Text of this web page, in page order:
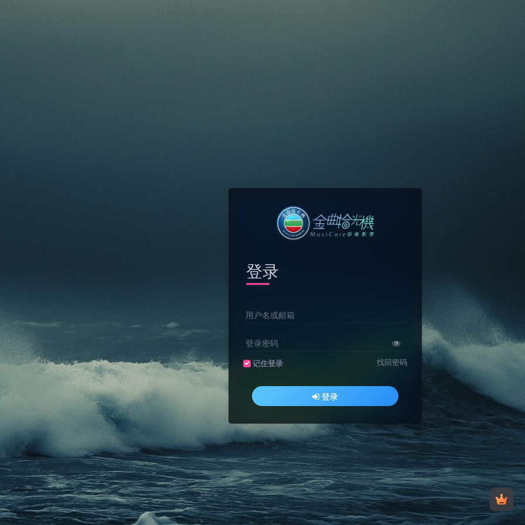
登录
用户名或邮箱
登录密码
记住登录 找回密码
登录